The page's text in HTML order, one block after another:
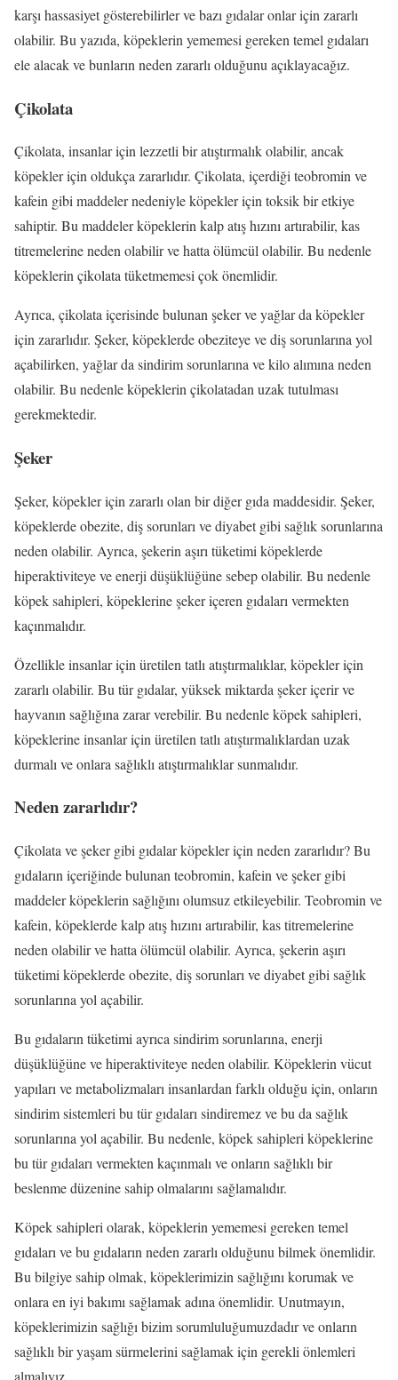
karşı hassasiyet gösterebilirler ve bazı gıdalar onlar için zararlı
olabilir. Bu yazıda, köpeklerin yememesi gereken temel gıdaları
ele alacak ve bunların neden zararlı olduğunu açıklayacağız.
Çikolata
Çikolata, insanlar için lezzetli bir atıştırmalık olabilir, ancak
köpekler için oldukça zararlıdır. Çikolata, içerdiği teobromin ve
kafein gibi maddeler nedeniyle köpekler için toksik bir etkiye
sahiptir. Bu maddeler köpeklerin kalp atış hızını artırabilir, kas
titremelerine neden olabilir ve hatta ölümcül olabilir. Bu nedenle
köpeklerin çikolata tüketmemesi çok önemlidir.
Ayrıca, çikolata içerisinde bulunan şeker ve yağlar da köpekler
için zararlıdır. Şeker, köpeklerde obeziteye ve diş sorunlarına yol
açabilirken, yağlar da sindirim sorunlarına ve kilo alımına neden
olabilir. Bu nedenle köpeklerin çikolatadan uzak tutulması
gerekmektedir.
Şeker
Şeker, köpekler için zararlı olan bir diğer gıda maddesidir. Şeker,
köpeklerde obezite, diş sorunları ve diyabet gibi sağlık sorunlarına
neden olabilir. Ayrıca, şekerin aşırı tüketimi köpeklerde
hiperaktiviteye ve enerji düşüklüğüne sebep olabilir. Bu nedenle
köpek sahipleri, köpeklerine şeker içeren gıdaları vermekten
kaçınmalıdır.
Özellikle insanlar için üretilen tatlı atıştırmalıklar, köpekler için
zararlı olabilir. Bu tür gıdalar, yüksek miktarda şeker içerir ve
hayvanın sağlığına zarar verebilir. Bu nedenle köpek sahipleri,
köpeklerine insanlar için üretilen tatlı atıştırmalıklardan uzak
durmalı ve onlara sağlıklı atıştırmalıklar sunmalıdır.
Neden zararlıdır?
Çikolata ve şeker gibi gıdalar köpekler için neden zararlıdır? Bu
gıdaların içeriğinde bulunan teobromin, kafein ve şeker gibi
maddeler köpeklerin sağlığını olumsuz etkileyebilir. Teobromin ve
kafein, köpeklerde kalp atış hızını artırabilir, kas titremelerine
neden olabilir ve hatta ölümcül olabilir. Ayrıca, şekerin aşırı
tüketimi köpeklerde obezite, diş sorunları ve diyabet gibi sağlık
sorunlarına yol açabilir.
Bu gıdaların tüketimi ayrıca sindirim sorunlarına, enerji
düşüklüğüne ve hiperaktiviteye neden olabilir. Köpeklerin vücut
yapıları ve metabolizmaları insanlardan farklı olduğu için, onların
sindirim sistemleri bu tür gıdaları sindiremez ve bu da sağlık
sorunlarına yol açabilir. Bu nedenle, köpek sahipleri köpeklerine
bu tür gıdaları vermekten kaçınmalı ve onların sağlıklı bir
beslenme düzenine sahip olmalarını sağlamalıdır.
Köpek sahipleri olarak, köpeklerin yememesi gereken temel
gıdaları ve bu gıdaların neden zararlı olduğunu bilmek önemlidir.
Bu bilgiye sahip olmak, köpeklerimizin sağlığını korumak ve
onlara en iyi bakımı sağlamak adına önemlidir. Unutmayın,
köpeklerimizin sağlığı bizim sorumluluğumuzdadır ve onların
sağlıklı bir yaşam sürmelerini sağlamak için gerekli önlemleri
almalıyız.